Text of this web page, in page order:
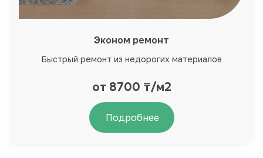
Эконом ремонт
Быстрый ремонт из недорогих материалов
от 8700 ₸/м2
Подробнее